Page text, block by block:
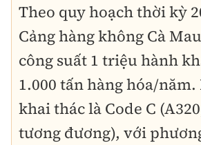
Theo quy hoạch thời kỳ
Cảng hàng không Cà
công suất 1 triệu hành
1.000 tấn hàng hóa/
khai thác là Code C
tương đương), với